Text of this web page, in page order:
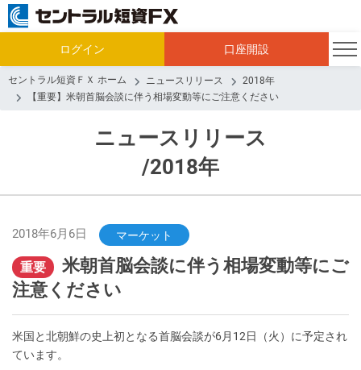
ログイン 口座開設
セントラル短資ＦＸ ホーム ニュースリリース
2018年
【重要】米朝首脳会談に伴う相場変動等にご注意ください
ニュースリリース
/2018年
2018年6月6日 マーケット
重要
米朝首脳会談に伴う相場変動等にご
注意ください
米国と北朝鮮の史上初となる首脳会談が6月12日（火）に予定され
ています。